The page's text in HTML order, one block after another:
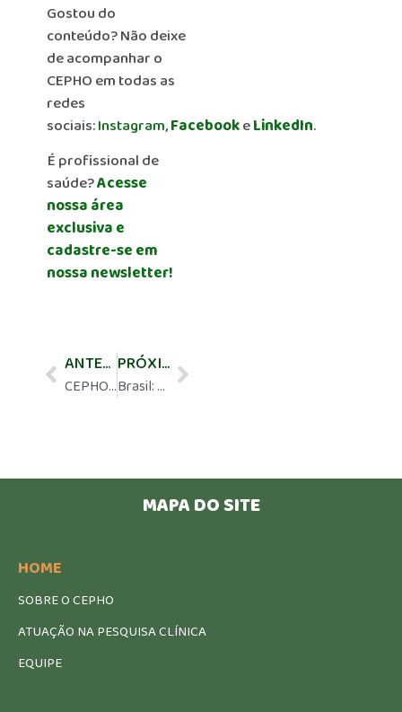
Gostou do
conteúdo? Não deixe
de acompanhar o
CEPHO em todas as
redes
sociais:Instagram,FacebookeLinkedIn.
É profissional de
saúde?Acesse
nossa área
exclusiva e
cadastre-se em
nossa newsletter!
ANTERIOR
CEPHO Meeting – 17/06 às 15h30 – GU: 1ª linha RCC m: opções de tratamento e manejo
PRÓXIMO
Brasil: Novo Marco Acelera Pesquisa Oncológica Fase I
MAPA DO SITE
HOME
SOBRE O CEPHO
ATUAÇÃO NA PESQUISA CLÍNICA
EQUIPE